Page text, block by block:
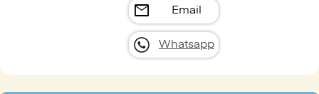
mail Email
Whatsapp